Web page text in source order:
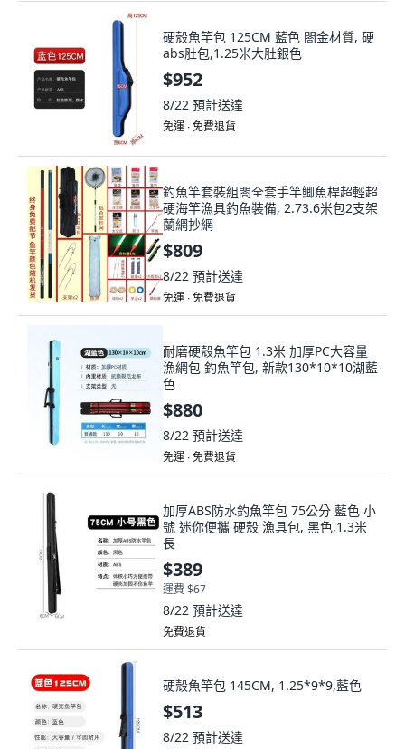
硬殼魚竿包 125CM 藍色 閤金材質, 硬
abs肚包,1.25米大肚銀色
$952
8/22 預計送達
免運 ∙ 免費退貨
釣魚竿套裝組閤全套手竿鯽魚桿超輕超
硬海竿漁具釣魚裝備, 2.73.6米包2支架
蘭網抄網
$809
8/22 預計送達
免運 ∙ 免費退貨
耐磨硬殼魚竿包 1.3米 加厚PC大容量
漁網包 釣魚竿包, 新款130*10*10湖藍
色
$880
8/22 預計送達
免運 ∙ 免費退貨
加厚ABS防水釣魚竿包 75公分 藍色 小
號 迷你便攜 硬殼 漁具包, 黑色,1.3米
長
$389
運費 $67
8/22 預計送達
免費退貨
硬殼魚竿包 145CM, 1.25*9*9,藍色
$513
8/22 預計送達